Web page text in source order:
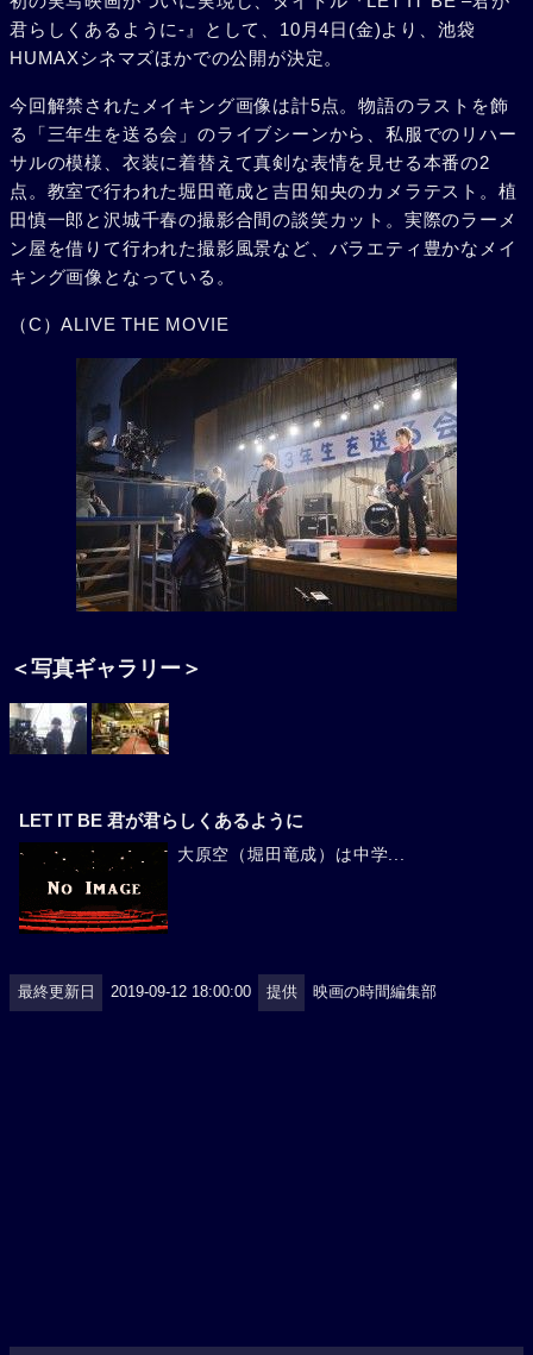
君らしくあるように-』として、10月4日(金)より、池袋
HUMAXシネマズほかでの公開が決定。
今回解禁されたメイキング画像は計5点。物語のラストを飾
る「三年生を送る会」のライブシーンから、私服でのリハー
サルの模様、衣装に着替えて真剣な表情を見せる本番の2
点。教室で行われた堀田竜成と吉田知央のカメラテスト。植
田慎一郎と沢城千春の撮影合間の談笑カット。実際のラーメ
ン屋を借りて行われた撮影風景など、バラエティ豊かなメイ
キング画像となっている。
（C）ALIVE THE MOVIE
＜写真ギャラリー＞
LET IT BE 君が君らしくあるように
大原空（堀田竜成）は中学...
最終更新日 2019-09-12 18:00:00 提供 映画の時間編集部